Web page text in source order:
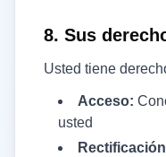
8. Sus
Usted tiene
Acceso:
usted